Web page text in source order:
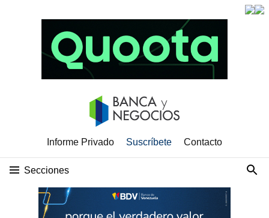
Informe Privado Suscríbete Contacto
Secciones